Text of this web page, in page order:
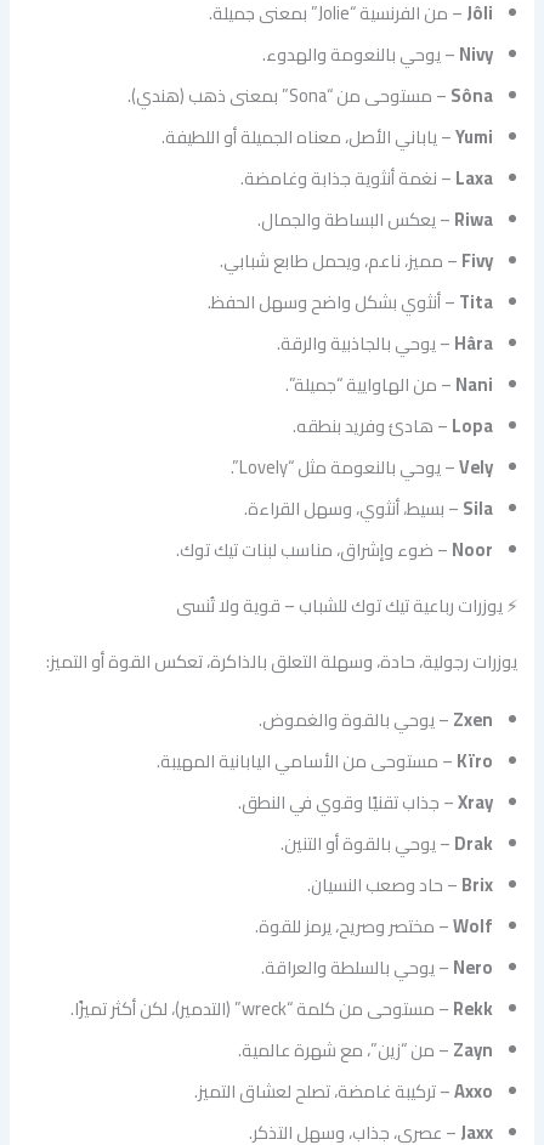
Jôli– من الفرنسية “Jolie” بمعنى جميلة.
Nivy– يوحي بالنعومة والهدوء.
Sôna– مستوحى من “Sona” بمعنى ذهب (هندي).
Yumi– ياباني الأصل، معناه الجميلة أو اللطيفة.
Laxa– نغمة أنثوية جذابة وغامضة.
Riwa– يعكس البساطة والجمال.
Fivy– مميز، ناعم، ويحمل طابع شبابي.
Tita– أنثوي بشكل واضح وسهل الحفظ.
Hâra– يوحي بالجاذبية والرقة.
Nani– من الهاوايية “جميلة”.
Lopa– هادئ وفريد بنطقه.
Vely– يوحي بالنعومة مثل “Lovely”.
Sila– بسيط، أنثوي، وسهل القراءة.
Noor– ضوء وإشراق، مناسب لبنات تيك توك.
⚡ يوزرات رباعية تيك توك للشباب – قوية ولا تُنسى
يوزرات رجولية، حادة، وسهلة التعلق بالذاكرة، تعكس القوة أو التميز:
Zxen– يوحي بالقوة والغموض.
Kïro– مستوحى من الأسامي اليابانية المهيبة.
Xray– جذاب تقنيًا وقوي في النطق.
Drak– يوحي بالقوة أو التنين.
Brix– حاد وصعب النسيان.
Wolf– مختصر وصريح، يرمز للقوة.
Nero– يوحي بالسلطة والعراقة.
Rekk– مستوحى من كلمة “wreck” (التدمير)، لكن أكثر تميزًا.
Zayn– من “زين”، مع شهرة عالمية.
Axxo– تركيبة غامضة، تصلح لعشاق التميز.
Jaxx– عصري، جذاب، وسهل التذكر.